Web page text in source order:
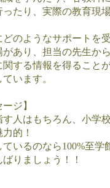
たり、実際の教育現
どのようなサポートを
あり、担当の先生か
関する情報を得ること
います。
ジ】
人はもちろん、小学
的！
いるのなら100%至
りましょう！！